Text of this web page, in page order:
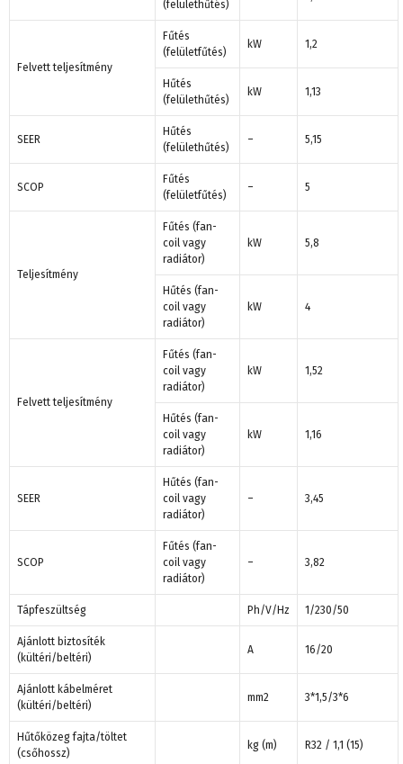
(felülethűtés)
Felvett teljesítmény
Fűtés
(felületfűtés)
kW 1,2
Hűtés
(felülethűtés)
kW 1,13
SEER
Hűtés
(felülethűtés)
– 5,15
SCOP
Fűtés
(felületfűtés)
– 5
Teljesítmény
Fűtés (fan-
coil vagy
radiátor)
kW 5,8
Hűtés (fan-
coil vagy
radiátor)
kW 4
Felvett teljesítmény
Fűtés (fan-
coil vagy
radiátor)
kW 1,52
Hűtés (fan-
coil vagy
radiátor)
kW 1,16
SEER
Hűtés (fan-
coil vagy
radiátor)
– 3,45
SCOP
Fűtés (fan-
coil vagy
radiátor)
– 3,82
Tápfeszültség Ph/V/Hz 1/230/50
Ajánlott biztosíték
(kültéri/beltéri)
A 16/20
Ajánlott kábelméret
(kültéri/beltéri)
mm2 3*1,5/3*6
Hűtőközeg fajta/töltet
(csőhossz)
kg (m) R32 / 1,1 (15)